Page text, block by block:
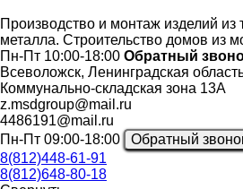
Производство и монтаж изделий из
металла. Строительство домов из
Пн-Пт 10:00-18:00 Обратный
Всеволожск, Ленинградская
Коммунально-складская зона 13А
z.msdgroup@mail.ru
4486191@mail.ru
Пн-Пт 09:00-18:00
Обратный
8(812)448-61-91
8(812)648-80-18